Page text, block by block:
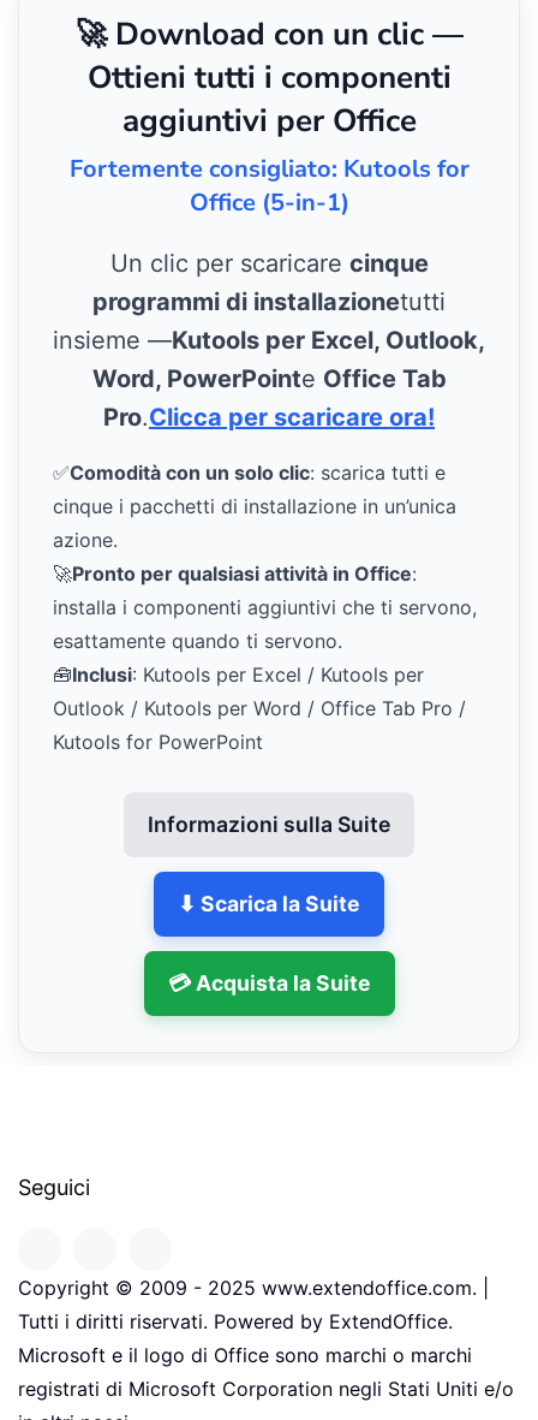
🚀 Download con un clic —
Ottieni tutti i componenti
aggiuntivi per Office
Fortemente consigliato: Kutools for
Office (5-in-1)
Un clic per scaricare cinque
programmi di installazionetutti
insieme —Kutools per Excel, Outlook,
Word, PowerPointe Office Tab
Pro.Clicca per scaricare ora!
✅Comodità con un solo clic: scarica tutti e
cinque i pacchetti di installazione in un’unica
azione.
🚀Pronto per qualsiasi attività in Office:
installa i componenti aggiuntivi che ti servono,
esattamente quando ti servono.
🧰Inclusi: Kutools per Excel / Kutools per
Outlook / Kutools per Word / Office Tab Pro /
Kutools for PowerPoint
Informazioni sulla Suite
⬇ Scarica la Suite
💳 Acquista la Suite
Seguici
Copyright © 2009 - 2025 www.extendoffice.com. |
Tutti i diritti riservati. Powered by ExtendOffice.
Microsoft e il logo di Office sono marchi o marchi
registrati di Microsoft Corporation negli Stati Uniti e/o